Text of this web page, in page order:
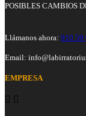
POSIBLES CAMBIOS
Llámanos ahora: 910 59
Email:
EMPRESA
 